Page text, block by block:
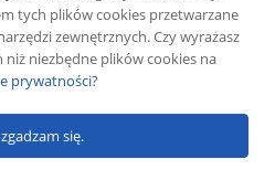
Rafał Żuber
tych plików cookies przetwarzane
zewnętrznych. Czy wyrażasz
niezbędne plików cookies na
prywatności?
się.